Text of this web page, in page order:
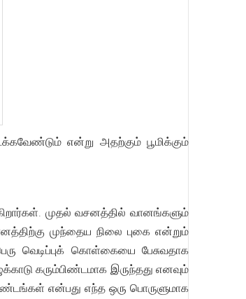
என்று அதற்கும் பூமிக்கும்
முதல் வசனத்தில் வானங்களும்
முந்தைய நிலை புகை என்றும்
வெடிப்புக் கொள்கையை பேசுவதாக
கரும்பிண்டமாக இருந்தது எனவும்
என்பது எந்த ஒரு பொருளுமாக